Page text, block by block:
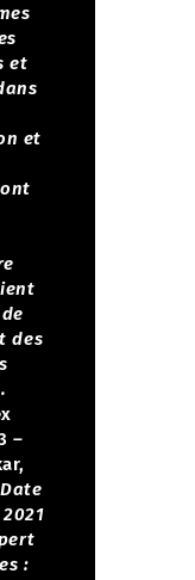
et
et
des
–
Date
: